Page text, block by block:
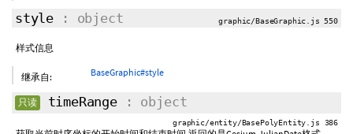
style : object graphic/BaseGraphic.js 550
样式信息
继承自: BaseGraphic#style
只读 timeRange : object
graphic/entity/BasePolyEntity.js 386